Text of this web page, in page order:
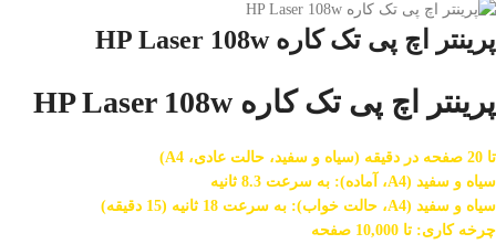
پرینتر اچ پی تک کاره HP Laser 108w
پرینتر اچ پی تک کاره HP Laser 108w
تا 20 صفحه در دقیقه (سیاه و سفید، حالت عادی، A4)
سیاه و سفید (A4، آماده): به سرعت 8.3 ثانیه
سیاه و سفید (A4، حالت خواب): به سرعت 18 ثانیه (15 دقیقه)
چرخه کاری: تا 10,000 صفحه